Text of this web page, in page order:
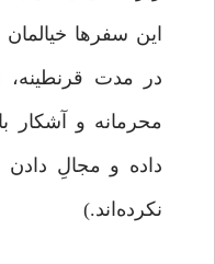
این سفرها
در مدت
محرمانه و آشکار
داده و مجالِ دادن
نکرده‌اند.)